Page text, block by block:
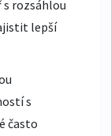
rozsáhlou
lepší
s
často